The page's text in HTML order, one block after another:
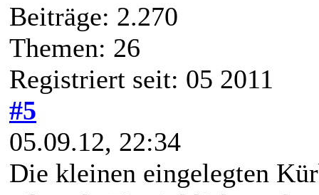
Beiträge: 2.270
Themen: 26
Registriert seit: 05 2011
#5
05.09.12, 22:34
Die kleinen eingelegten